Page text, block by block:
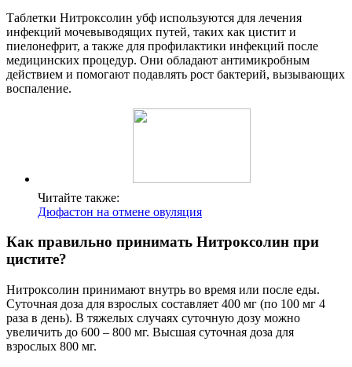
Таблетки Нитроксолин убф используются для лечения
инфекций мочевыводящих путей, таких как цистит и
пиелонефрит, а также для профилактики инфекций после
медицинских процедур. Они обладают антимикробным
действием и помогают подавлять рост бактерий, вызывающих
воспаление.
Читайте также:
Дюфастон на отмене овуляция
Как правильно принимать Нитроксолин при
цистите?
Нитроксолин принимают внутрь во время или после еды.
Суточная доза для взрослых составляет 400 мг (по 100 мг 4
раза в день). В тяжелых случаях суточную дозу можно
увеличить до 600 – 800 мг. Высшая суточная доза для
взрослых 800 мг.